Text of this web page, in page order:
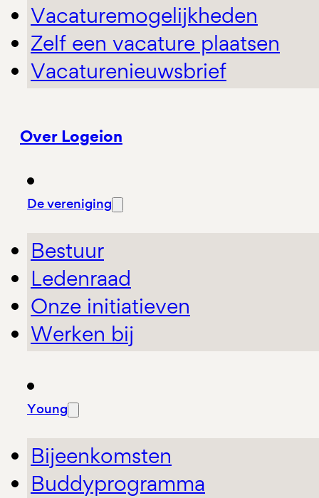
Vacaturemogelijkheden
Zelf een vacature plaatsen
Vacaturenieuwsbrief
Over Logeion
De vereniging
Bestuur
Ledenraad
Onze initiatieven
Werken bij
Young
Bijeenkomsten
Buddyprogramma